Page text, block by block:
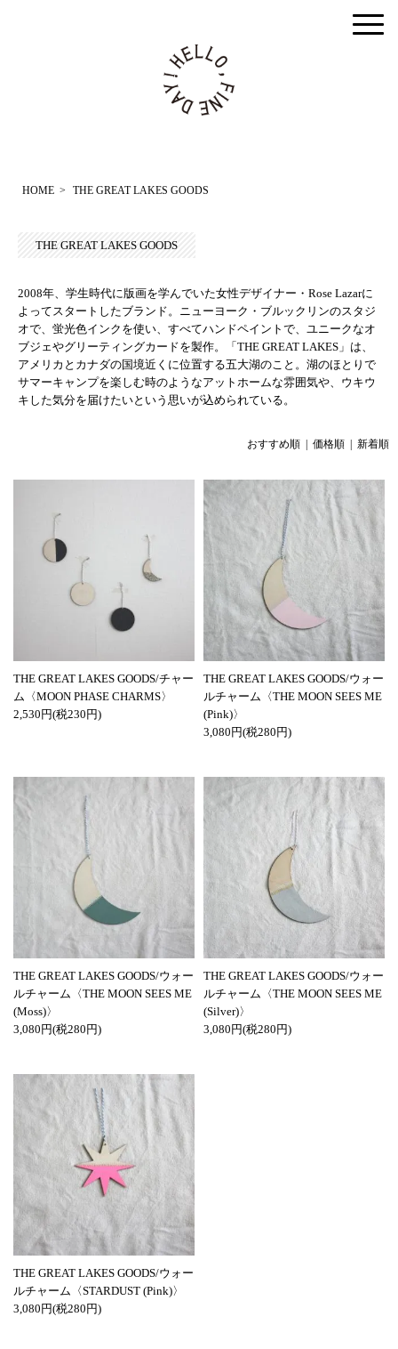
HOME > THE GREAT LAKES GOODS
THE GREAT LAKES GOODS
2008年、学生時代に版画を学んでいた女性デザイナー・Rose Lazarに
よってスタートしたブランド。ニューヨーク・ブルックリンのスタジ
オで、蛍光色インクを使い、すべてハンドペイントで、ユニークなオ
ブジェやグリーティングカードを製作。「THE GREAT LAKES」は、
アメリカとカナダの国境近くに位置する五大湖のこと。湖のほとりで
サマーキャンプを楽しむ時のようなアットホームな雰囲気や、ウキウ
キした気分を届けたいという思いが込められている。
おすすめ順 | 価格順 新着順
THE GREAT LAKES GOODS/チャー
ム〈MOON PHASE CHARMS〉
2,530円(税230円)
THE GREAT LAKES GOODS/ウォー
ルチャーム〈THE MOON SEES ME
(Pink)〉
3,080円(税280円)
THE GREAT LAKES GOODS/ウォー
ルチャーム〈THE MOON SEES ME
(Moss)〉
3,080円(税280円)
THE GREAT LAKES GOODS/ウォー
ルチャーム〈THE MOON SEES ME
(Silver)〉
3,080円(税280円)
THE GREAT LAKES GOODS/ウォー
ルチャーム〈STARDUST (Pink)〉
3,080円(税280円)